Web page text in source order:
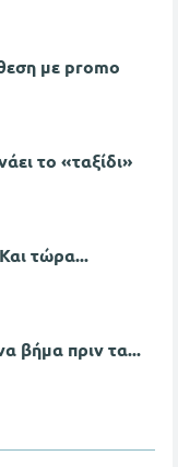
με promo
το «ταξίδι»
τώρα...
βήμα πριν τα...